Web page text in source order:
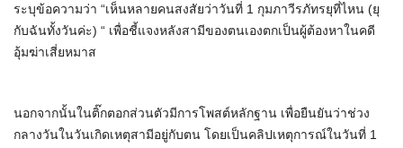
ระบุข้อความว่า “เห็นหลายคนสงสัยว่าวันที่ 1 กุมภาวีรภัทรยุที่ไหน (ยุ
กับฉันทั้งวันค่ะ) “ เพื่อชี้แจงหลังสามีของตนเองตกเป็นผู้ต้องหาในคดี
อุ้มฆ่าเสี่ยหมาส
นอกจากนั้นในติ๊กตอกส่วนตัวมีการโพสต์หลักฐาน เพื่อยืนยันว่าช่วง
กลางวันในวันเกิดเหตุสามีอยู่กับตน โดยเป็นคลิปเหตุการณ์ในวันที่ 1